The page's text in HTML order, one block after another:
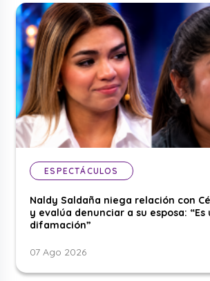
ESPECTÁCULOS
Naldy Saldaña niega relación con
y evalúa denunciar a su esposa: “Es
difamación”
07 Ago 2026